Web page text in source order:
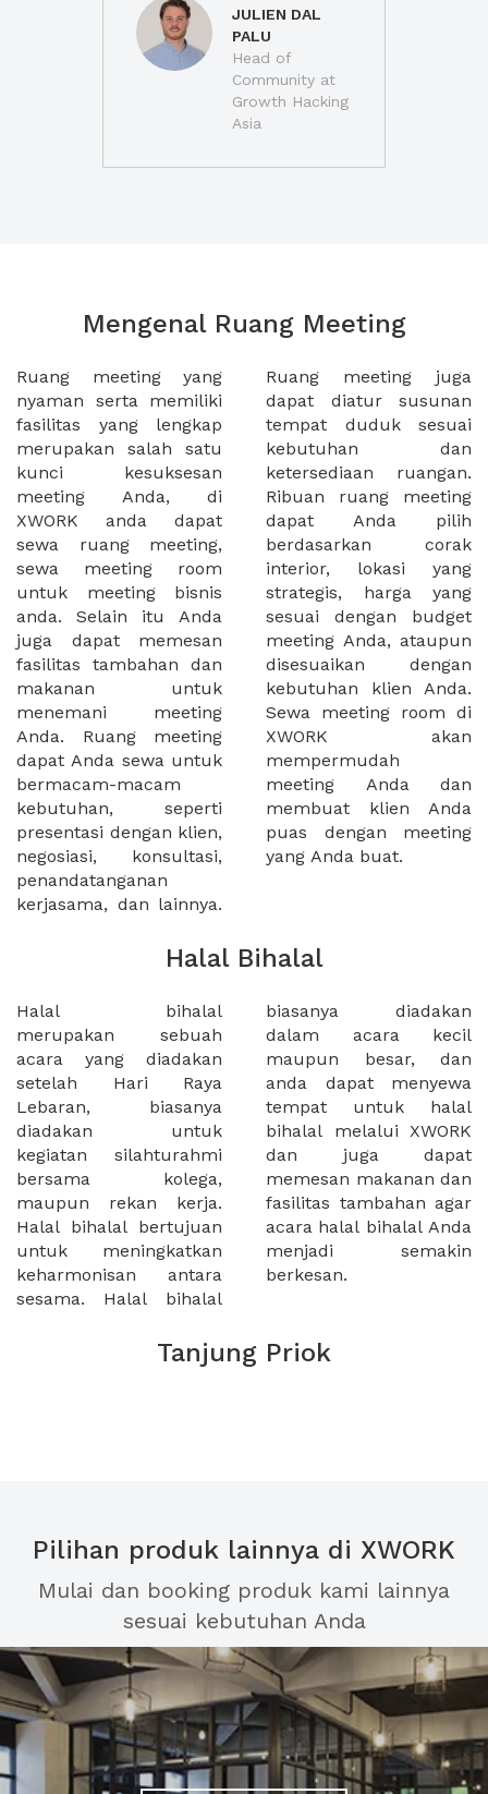
JULIEN DAL
PALU
Head of
Community at
Growth Hacking
Asia
Mengenal Ruang Meeting
Ruang meeting yang
nyaman serta memiliki
fasilitas yang lengkap
merupakan salah satu
kunci kesuksesan
meeting Anda, di
XWORK anda dapat
sewa ruang meeting,
sewa meeting room
untuk meeting bisnis
anda. Selain itu Anda
juga dapat memesan
fasilitas tambahan dan
makanan untuk
menemani meeting
Anda. Ruang meeting
dapat Anda sewa untuk
bermacam-macam
kebutuhan, seperti
presentasi dengan klien,
negosiasi, konsultasi,
penandatanganan
kerjasama, dan lainnya.
Ruang meeting juga
dapat diatur susunan
tempat duduk sesuai
kebutuhan dan
ketersediaan ruangan.
Ribuan ruang meeting
dapat Anda pilih
berdasarkan corak
interior, lokasi yang
strategis, harga yang
sesuai dengan budget
meeting Anda, ataupun
disesuaikan dengan
kebutuhan klien Anda.
Sewa meeting room di
XWORK akan
mempermudah
meeting Anda dan
membuat klien Anda
puas dengan meeting
yang Anda buat.
Halal Bihalal
Halal bihalal
merupakan sebuah
acara yang diadakan
setelah Hari Raya
Lebaran, biasanya
diadakan untuk
kegiatan silahturahmi
bersama kolega,
maupun rekan kerja.
Halal bihalal bertujuan
untuk meningkatkan
keharmonisan antara
sesama. Halal bihalal
biasanya diadakan
dalam acara kecil
maupun besar, dan
anda dapat menyewa
tempat untuk halal
bihalal melalui XWORK
dan juga dapat
memesan makanan dan
fasilitas tambahan agar
acara halal bihalal Anda
menjadi semakin
berkesan.
Tanjung Priok
Pilihan produk lainnya di XWORK
Mulai dan booking produk kami lainnya
sesuai kebutuhan Anda